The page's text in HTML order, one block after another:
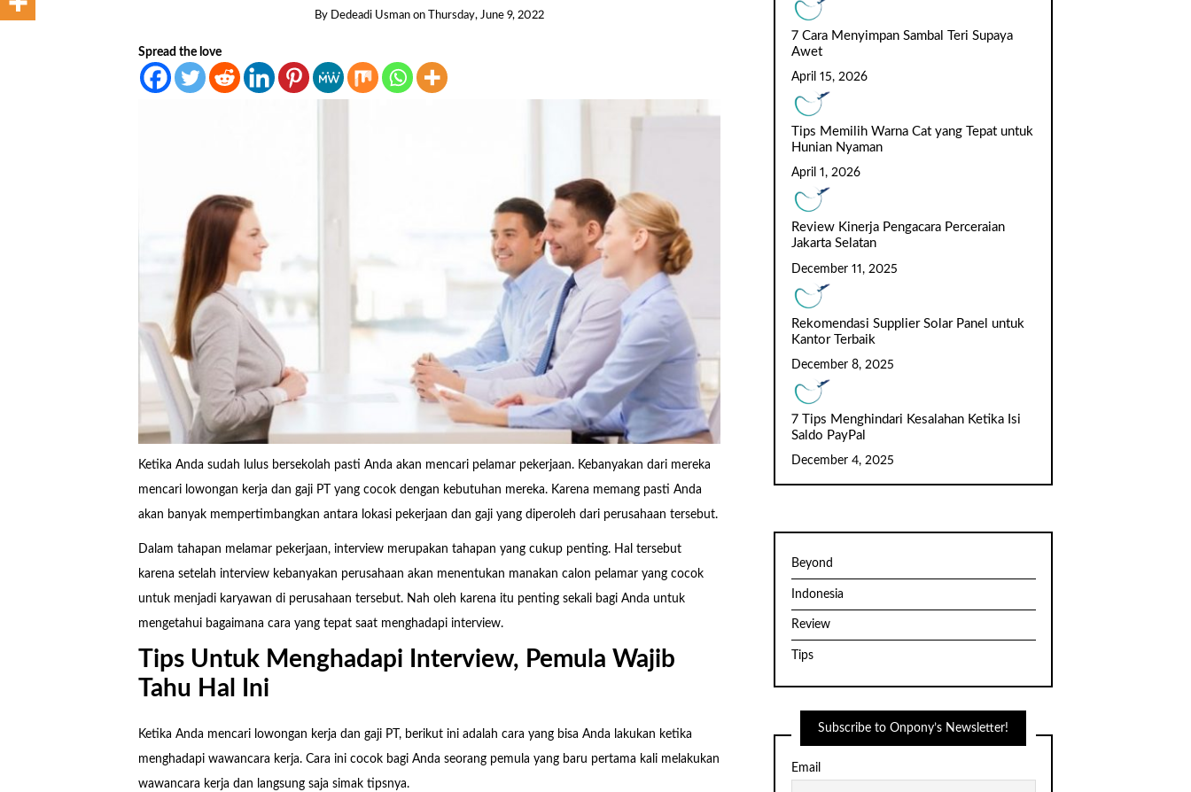
By Dedeadi Usman on Thursday, June 9, 2022
Spread the love
Ketika Anda sudah lulus bersekolah pasti Anda akan mencari pelamar pekerjaan. Kebanyakan dari mereka
mencari lowongan kerja dan gaji PT yang cocok dengan kebutuhan mereka. Karena memang pasti Anda
akan banyak mempertimbangkan antara lokasi pekerjaan dan gaji yang diperoleh dari perusahaan tersebut.
Dalam tahapan melamar pekerjaan, interview merupakan tahapan yang cukup penting. Hal tersebut
karena setelah interview kebanyakan perusahaan akan menentukan manakan calon pelamar yang cocok
untuk menjadi karyawan di perusahaan tersebut. Nah oleh karena itu penting sekali bagi Anda untuk
mengetahui bagaimana cara yang tepat saat menghadapi interview.
Tips Untuk Menghadapi Interview, Pemula Wajib
Tahu Hal Ini
Ketika Anda mencari lowongan kerja dan gaji PT, berikut ini adalah cara yang bisa Anda lakukan ketika
menghadapi wawancara kerja. Cara ini cocok bagi Anda seorang pemula yang baru pertama kali melakukan
wawancara kerja dan langsung saja simak tipsnya.
7 Cara Menyimpan Sambal Teri Supaya
Awet
April 15, 2026
Tips Memilih Warna Cat yang Tepat untuk
Hunian Nyaman
April 1, 2026
Review Kinerja Pengacara Perceraian
Jakarta Selatan
December 11, 2025
Rekomendasi Supplier Solar Panel untuk
Kantor Terbaik
December 8, 2025
7 Tips Menghindari Kesalahan Ketika Isi
Saldo PayPal
December 4, 2025
Beyond
Indonesia
Review
Tips
Subscribe to Onpony’s Newsletter!
Email